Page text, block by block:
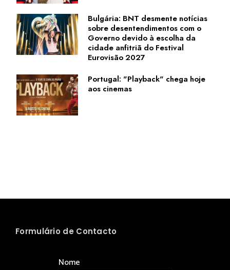
Bulgária: BNT desmente notícias
sobre desentendimentos com o
Governo devido à escolha da
cidade anfitriã do Festival
Eurovisão 2027
Portugal: "Playback" chega hoje
aos cinemas
Formulário de Contacto
Nome